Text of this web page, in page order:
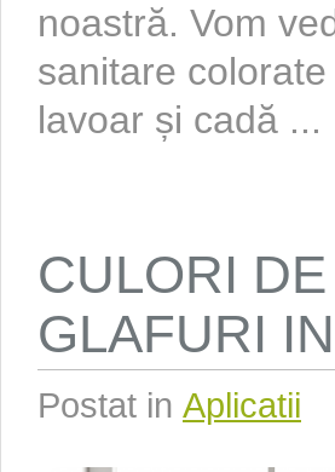
noastră. Vom
sanitare
lavoar și cadă ...
CULORI
GLAFURI
Postat in Aplicatii